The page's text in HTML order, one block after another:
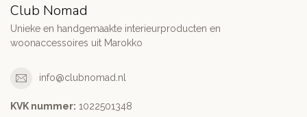
Club Nomad
Unieke en handgemaakte interieurproducten en
woonaccessoires uit Marokko
info@clubnomad.nl
KVK nummer: 1022501348